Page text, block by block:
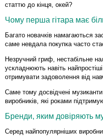
статтю до кінця, окей?
Чому перша гітара має
Багато новачків намагаються
саме невдала покупка часто
Незручний гриф, нестабільне
ускладнюють навіть
отримувати задоволення від
Саме тому досвідчені
виробників, які роками
Бренди, яким довіряють
Серед найпопулярніших